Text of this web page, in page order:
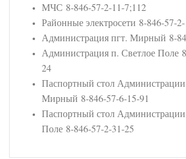
МЧС 8-846-57-2-11-7;112
Районные электросети 8-846-57-
Администрация пгт. Мирный 8-
Администрация п. Светлое Поле
24
Паспортный стол
Мирный 8-846-57-6-15-91
Паспортный стол
Поле 8-846-57-2-31-25